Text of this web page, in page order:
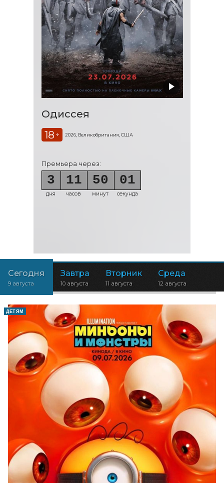
Одиссея
18 + 2026, Великобритания, США
Премьера через:
3
дня
11
часов
49
минут
59
секунд
Сегодня
9 августа
Завтра
10 августа
Вторник
11 августа
Среда
12 августа
ДЕТЯМ